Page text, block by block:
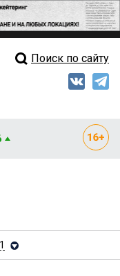
выпуск
Поиск по сайту
1